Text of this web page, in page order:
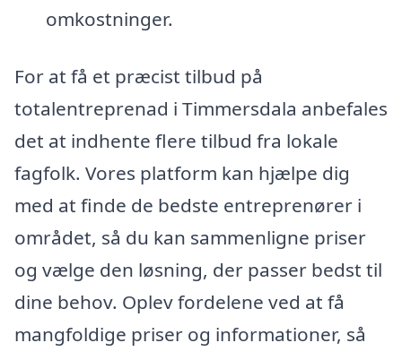
omkostninger.
For at få et præcist tilbud på
totalentreprenad i Timmersdala anbefales
det at indhente flere tilbud fra lokale
fagfolk. Vores platform kan hjælpe dig
med at finde de bedste entreprenører i
området, så du kan sammenligne priser
og vælge den løsning, der passer bedst til
dine behov. Oplev fordelene ved at få
mangfoldige priser og informationer, så